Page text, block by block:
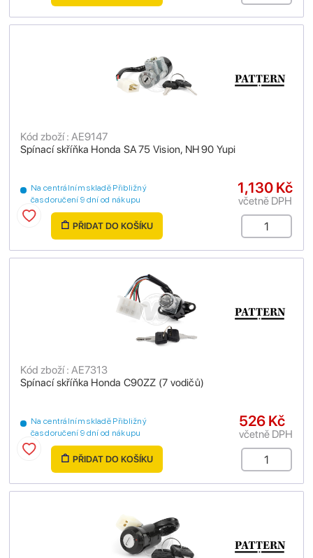
Spínací skříňka Honda SA 75 Vision, NH 90 Yupi
Kód zboží : AE9147
Na centrálním skladě Přibližný
čas doručení 9 dní od nákupu
1,130 Kč
včetně DPH
PŘIDAT DO KOŠÍKU
Spínací skříňka Honda C90ZZ (7 vodičů)
Kód zboží : AE7313
Na centrálním skladě Přibližný
čas doručení 9 dní od nákupu
526 Kč
včetně DPH
PŘIDAT DO KOŠÍKU